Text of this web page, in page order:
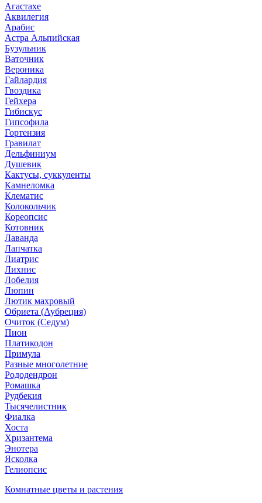
Агастахе
Аквилегия
Арабис
Астра Альпийская
Бузульник
Ваточник
Вероника
Гайлардия
Гвоздика
Гейхера
Гибискус
Гипсофила
Гортензия
Гравилат
Дельфиниум
Душевик
Кактусы, суккуленты
Камнеломка
Клематис
Колокольчик
Кореопсис
Котовник
Лаванда
Лапчатка
Лиатрис
Лихнис
Лобелия
Люпин
Лютик махровый
Обриета (Аубреция)
Очиток (Седум)
Пион
Платикодон
Примула
Разные многолетние
Рододендрон
Ромашка
Рудбекия
Тысячелистник
Фиалка
Хоста
Хризантема
Энотера
Ясколка
Гелиопсис
Комнатные цветы и растения